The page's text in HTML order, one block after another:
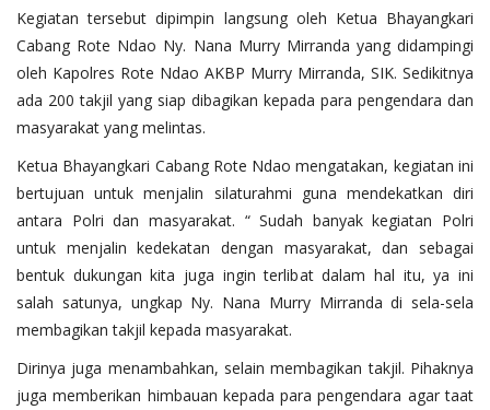
Kegiatan tersebut dipimpin langsung oleh Ketua Bhayangkari
Cabang Rote Ndao Ny. Nana Murry Mirranda yang didampingi
oleh Kapolres Rote Ndao AKBP Murry Mirranda, SIK. Sedikitnya
ada 200 takjil yang siap dibagikan kepada para pengendara dan
masyarakat yang melintas.
Ketua Bhayangkari Cabang Rote Ndao mengatakan, kegiatan ini
bertujuan untuk menjalin silaturahmi guna mendekatkan diri
antara Polri dan masyarakat. “ Sudah banyak kegiatan Polri
untuk menjalin kedekatan dengan masyarakat, dan sebagai
bentuk dukungan kita juga ingin terlibat dalam hal itu, ya ini
salah satunya, ungkap Ny. Nana Murry Mirranda di sela-sela
membagikan takjil kepada masyarakat.
Dirinya juga menambahkan, selain membagikan takjil. Pihaknya
juga memberikan himbauan kepada para pengendara agar taat